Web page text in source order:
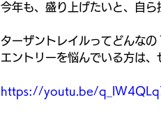
今年も、盛り上げたいと、自ら
ターザントレイルってどんなの
エントリーを悩んでいる方は
https://youtu.be/